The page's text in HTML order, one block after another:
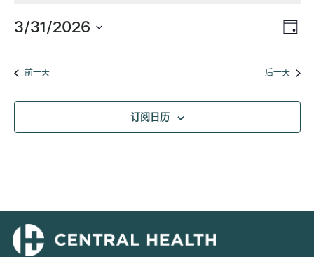
动
换
3
月
视
图
导
航
活
动
视
图
日
3/31/2026
选
日 前一天 后一天
订阅日历